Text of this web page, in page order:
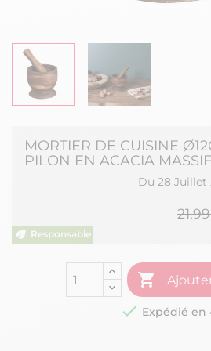
MORTIER DE CUISINE
PILON EN ACACIA
Du 28 Juillet

 Expédié en